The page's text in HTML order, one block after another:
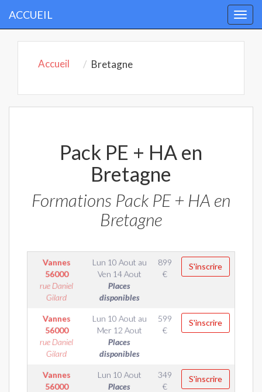
ACCUEIL
Accueil Bretagne
Pack PE + HA en
Bretagne
Formations Pack PE + HA en
Bretagne
Vannes
56000
rue Daniel
Gilard
Lun 10 Aout au
Ven 14 Aout
Places
disponibles
899
€
S'inscrire
Vannes
56000
rue Daniel
Gilard
Lun 10 Aout au
Mer 12 Aout
Places
disponibles
599
€
S'inscrire
Vannes
56000
Lun 10 Aout
Places
349
€
S'inscrire